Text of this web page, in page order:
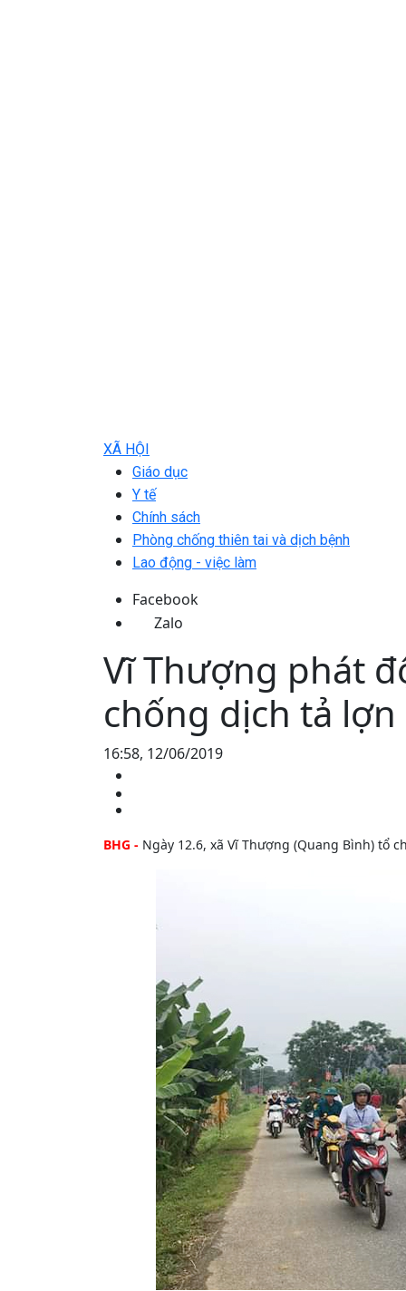
XÃ HỘI
Giáo dục
Y tế
Chính sách
Phòng chống thiên tai và dịch bệnh
Lao động - việc làm
Facebook
Zalo
Vĩ Thượng phát
chống dịch tả lợn
16:58, 12/06/2019
BHG - Ngày 12.6, xã Vĩ Thượng (Quang Bình) tổ